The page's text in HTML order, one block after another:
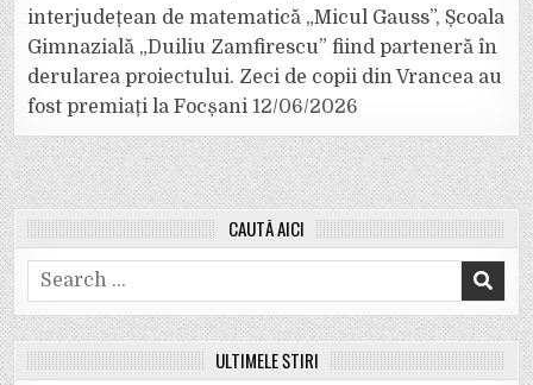
interjudețean de matematică „Micul Gauss”, Școala
Gimnazială „Duiliu Zamfirescu” fiind parteneră în
derularea proiectului. Zeci de copii din Vrancea au
fost premiați la Focșani 12/06/2026
CAUTĂ AICI
Search
for:
ULTIMELE ȘTIRI